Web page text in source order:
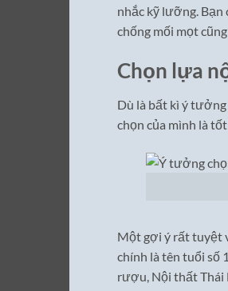
nhắc kỹ lưỡng. Bạn
chống mối mọt
Chọn lựa
Dù là bất kì ý
chọn của mình là
Một gợi ý rất tuyệt
chính là tên tuổi số
rượu, Nội thất Thái